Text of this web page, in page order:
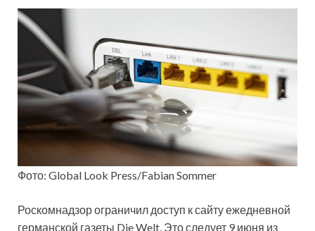
Фото: Global Look Press/Fabian Sommer
Роскомнадзор ограничил доступ к сайту ежедневной
германской газеты Die Welt. Это следует 9 июня из